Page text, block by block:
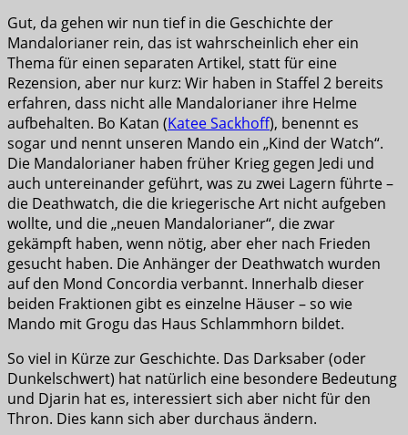
Gut, da gehen wir nun tief in die Geschichte der
Mandalorianer rein, das ist wahrscheinlich eher ein
Thema für einen separaten Artikel, statt für eine
Rezension, aber nur kurz: Wir haben in Staffel 2 bereits
erfahren, dass nicht alle Mandalorianer ihre Helme
aufbehalten. Bo Katan (Katee Sackhoff), benennt es
sogar und nennt unseren Mando ein „Kind der Watch“.
Die Mandalorianer haben früher Krieg gegen Jedi und
auch untereinander geführt, was zu zwei Lagern führte –
die Deathwatch, die die kriegerische Art nicht aufgeben
wollte, und die „neuen Mandalorianer“, die zwar
gekämpft haben, wenn nötig, aber eher nach Frieden
gesucht haben. Die Anhänger der Deathwatch wurden
auf den Mond Concordia verbannt. Innerhalb dieser
beiden Fraktionen gibt es einzelne Häuser – so wie
Mando mit Grogu das Haus Schlammhorn bildet.
So viel in Kürze zur Geschichte. Das Darksaber (oder
Dunkelschwert) hat natürlich eine besondere Bedeutung
und Djarin hat es, interessiert sich aber nicht für den
Thron. Dies kann sich aber durchaus ändern.